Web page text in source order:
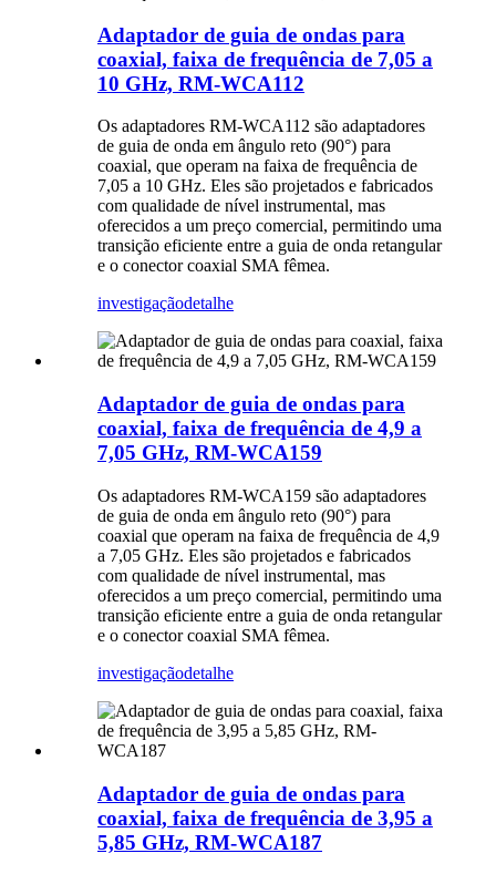
Adaptador de guia de ondas para
coaxial, faixa de frequência de 7,05 a
10 GHz, RM-WCA112
Os adaptadores RM-WCA112 são adaptadores
de guia de onda em ângulo reto (90°) para
coaxial, que operam na faixa de frequência de
7,05 a 10 GHz. Eles são projetados e fabricados
com qualidade de nível instrumental, mas
oferecidos a um preço comercial, permitindo uma
transição eficiente entre a guia de onda retangular
e o conector coaxial SMA fêmea.
investigaçãodetalhe
Adaptador de guia de ondas para
coaxial, faixa de frequência de 4,9 a
7,05 GHz, RM-WCA159
Os adaptadores RM-WCA159 são adaptadores
de guia de onda em ângulo reto (90°) para
coaxial que operam na faixa de frequência de 4,9
a 7,05 GHz. Eles são projetados e fabricados
com qualidade de nível instrumental, mas
oferecidos a um preço comercial, permitindo uma
transição eficiente entre a guia de onda retangular
e o conector coaxial SMA fêmea.
investigaçãodetalhe
Adaptador de guia de ondas para
coaxial, faixa de frequência de 3,95 a
5,85 GHz, RM-WCA187